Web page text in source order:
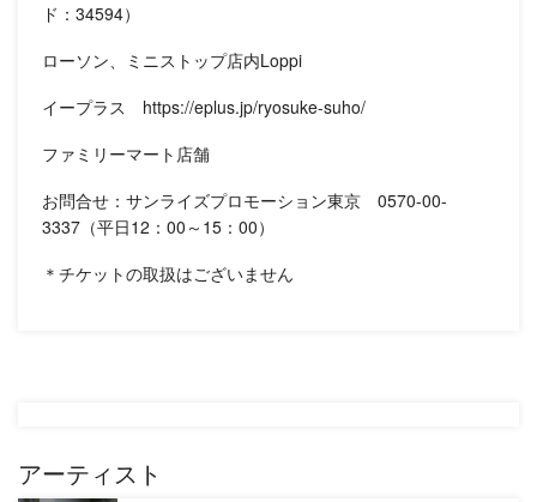
ド：34594）
ローソン、ミニストップ店内Loppi
イープラス https://eplus.jp/ryosuke-suho/
ファミリーマート店舗
お問合せ：サンライズプロモーション東京 0570-00-
3337（平日12：00～15：00）
＊チケットの取扱はございません
アーティスト